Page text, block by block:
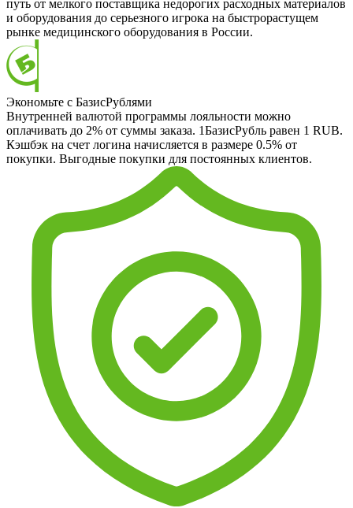
путь от мелкого поставщика недорогих расходных материалов
и оборудования до серьезного игрока на быстрорастущем
рынке медицинского оборудования в России.
Экономьте с БазисРублями
Внутренней валютой программы лояльности можно
оплачивать до 2% от суммы заказа. 1БазисРубль равен 1 RUB.
Кэшбэк на счет логина начисляется в размере 0.5% от
покупки. Выгодные покупки для постоянных клиентов.